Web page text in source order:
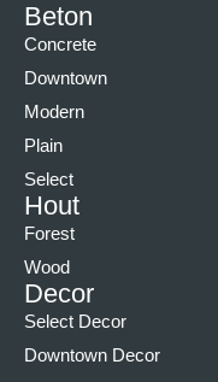
Beton
Concrete
Downtown
Modern
Plain
Select
Hout
Forest
Wood
Decor
Select Decor
Downtown Decor